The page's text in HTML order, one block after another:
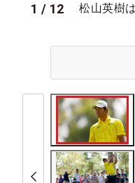
1 / 12 松山英樹